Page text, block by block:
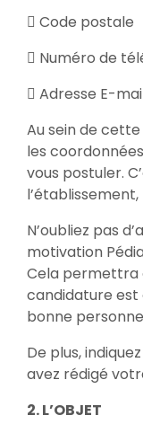
 Code postale
 Numéro de
 Adresse E-
Au sein de
les
vous postuler.
N’oubliez pas
motivation
Cela permettra
candidature est
bonne
De plus,
avez rédigé
2. L’OBJET